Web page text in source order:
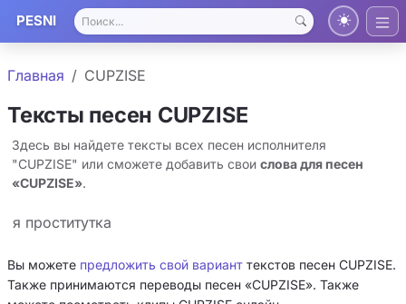
PESNI
Главная CUPZISE
Тексты песен CUPZISE
Здесь вы найдете тексты всех песен исполнителя
"CUPZISE" или сможете добавить свои слова для песен
«CUPZISE».
я проститутка
Вы можете предложить свой вариант текстов песен CUPZISE.
Также принимаются переводы песен «CUPZISE». Также